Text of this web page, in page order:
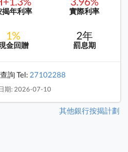
揭年利率 實際利率
1%
金回贈
2年
罰息期
詢 Tel: 27102288
期: 2026-07-10
其他銀行按揭計劃